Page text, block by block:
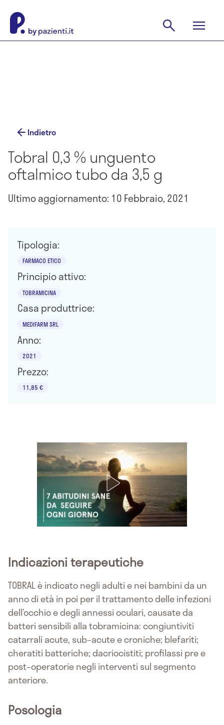
Indietro
Tobral 0,3 % unguento
oftalmico tubo da 3,5 g
Ultimo aggiornamento: 10 Febbraio, 2021
Tipologia:
FARMACO ETICO
Principio attivo:
TOBRAMICINA
Casa produttrice:
MEDIFARM SRL
Anno:
2021
Prezzo:
11,85 €
Indicazioni terapeutiche
TOBRAL è indicato negli adulti e nei bambini da un
anno di età in poi per il trattamento delle infezioni
dell’occhio e degli annessi oculari, causate da
batteri sensibili alla tobramicina: congiuntiviti
catarrali acute, sub–acute e croniche; blefariti;
cheratiti batteriche; dacriocistiti; profilassi pre e
post–operatorie negli interventi sul segmento
anteriore.
Posologia